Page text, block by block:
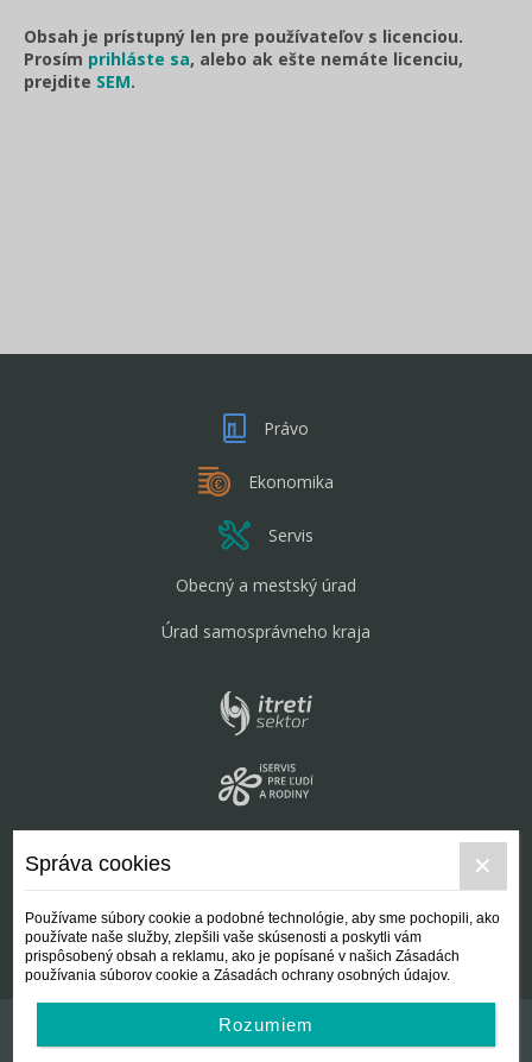
Obsah je prístupný len pre používateľov s licenciou.
Prosím prihláste sa, alebo ak ešte nemáte licenciu,
prejdite SEM.
Právo
Ekonomika
Servis
Obecný a mestský úrad
Úrad samosprávneho kraja
Kontakt
Správa cookies
Používame súbory cookie a podobné technológie, aby sme pochopili, ako
používate naše služby, zlepšili vaše skúsenosti a poskytli vám
prispôsobený obsah a reklamu, ako je popísané v našich Zásadách
používania súborov cookie a Zásadách ochrany osobných údajov.
Rozumiem